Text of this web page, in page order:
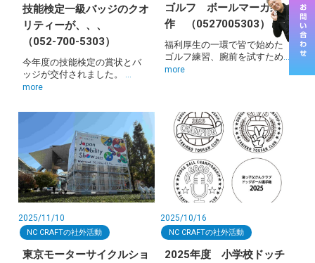
技能検定一級バッジのクオ
リティーが、、、
（052-700-5303）
今年度の技能検定の賞状とバ
ッジが交付されました。 …
more
ゴルフ ボールマーカ製
作 （0527005303）
福利厚生の一環で皆で始めた
ゴルフ練習、腕前を試すため
more
2025/11/10
NC CRAFTの社外活動
東京モーターサイクルショ
2025/10/16
NC CRAFTの社外活動
2025年度 小学校ドッチ